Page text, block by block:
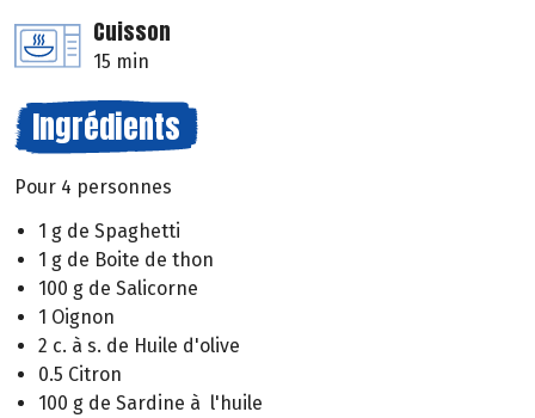
Cuisson
15 min
Ingrédients
Pour 4 personnes
1 g de Spaghetti
1 g de Boite de thon
100 g de Salicorne
1 Oignon
2 c. à s. de Huile d'olive
0.5 Citron
100 g de Sardine à l'huile